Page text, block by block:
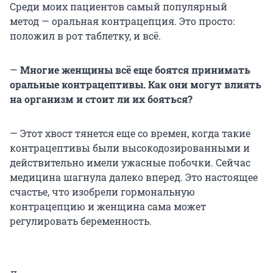
Среди моих пациентов самый популярный
метод — оральная контрацепция. Это просто:
положил в рот таблетку, и всё.
— Многие женщины всё еще боятся принимать
оральные контрацептивы. Как они могут влиять
на организм и стоит ли их бояться?
— Этот хвост тянется еще со времен, когда такие
контрацептивы были высокодозированными и
действительно имели ужасные побочки. Сейчас
медицина шагнула далеко вперед. Это настоящее
счастье, что изобрели гормональную
контрацепцию и женщина сама может
регулировать беременность.